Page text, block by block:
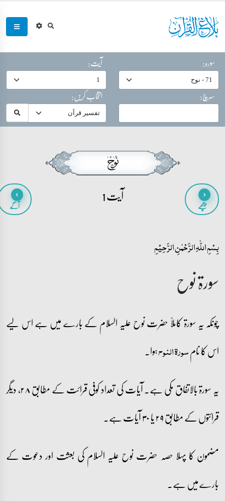
سورہ:
آیت:
سرچ:
انتخاب کریں:
پیچھے آیت 1 آگے
بِسۡمِ اللّٰہِ الرَّحۡمٰنِ الرَّحِیۡمِ
سورۃ نوح
چونکہ یہ سورۃ کاملاً حضرت نوح علیہ السلام کے بارے میں ہے اس لیے
اس کا نامسورۃ النوحہوا۔
یہ سورۃ بالاتفاق مکی ہے۔ آیات کی تعداد کوفی قرائت کے مطابق ۲۸، دیگر
قرائتوں کے مطابق ۲۹ یا ۳۰ آیات ہے۔
مضمون کا پہلا حصہ حضرت نوح علیہ السلام کی بعثت اور دعوت کے
بارے میں ہے۔